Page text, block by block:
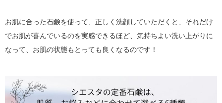
お肌に合った石鹸を使って、正しく洗顔していただくと、それだけ
でお肌が喜んでいるのを実感できるほど、気持ちよい洗い上がりに
なって、お肌の状態もとっても良くなるのです！